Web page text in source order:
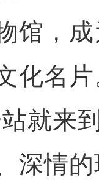
馆，
化名
来到
深情